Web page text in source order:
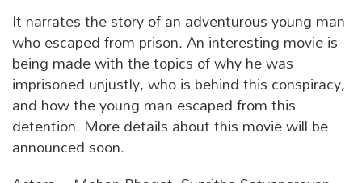
It narrates the story of an adventurous young man
who escaped from prison. An interesting movie is
being made with the topics of why he was
imprisoned unjustly, who is behind this conspiracy,
and how the young man escaped from this
detention. More details about this movie will be
announced soon.